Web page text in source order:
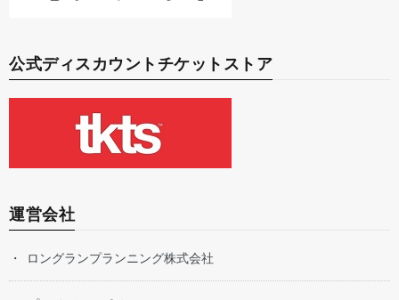
公式ディスカウントチケットストア
運営会社
ロングランプランニング株式会社